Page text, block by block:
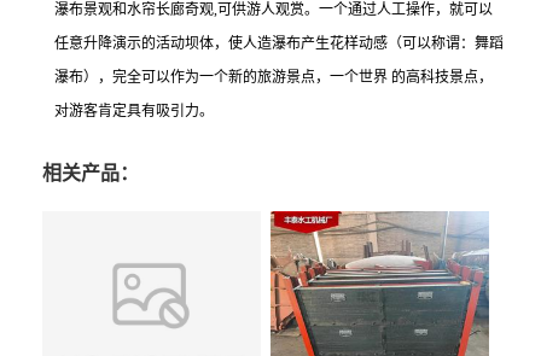
瀑布景观和水帘长廊奇观,可供游人观赏。一个通过人工操作，就可以
任意升降演示的活动坝体，使人造瀑布产生花样动感（可以称谓：舞蹈
瀑布），完全可以作为一个新的旅游景点，一个世界 的高科技景点，
对游客肯定具有吸引力。
相关产品：